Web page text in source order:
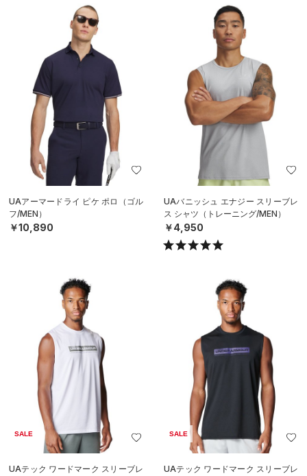
UAアーマードライ ピケ ポロ（ゴル
フ/MEN）
￥10,890
UAバニッシュ エナジー スリーブレ
ス シャツ（トレーニング/MEN）
￥4,950
SALE
UAテック ワードマーク スリーブレ
SALE
UAテック ワードマーク スリーブレ